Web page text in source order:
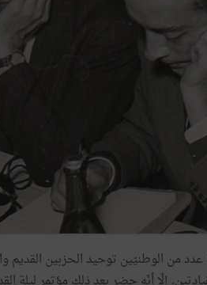
صائفة 1937 صحبة عدد من الوطنيّين توحيد